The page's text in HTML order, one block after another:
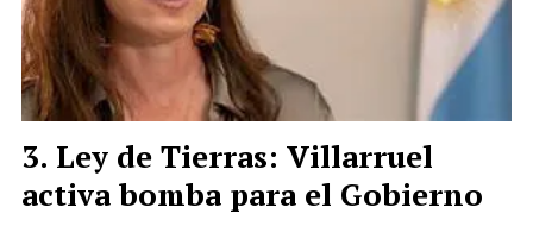
Ley de Tierras: Villarruel
activa bomba para el Gobierno